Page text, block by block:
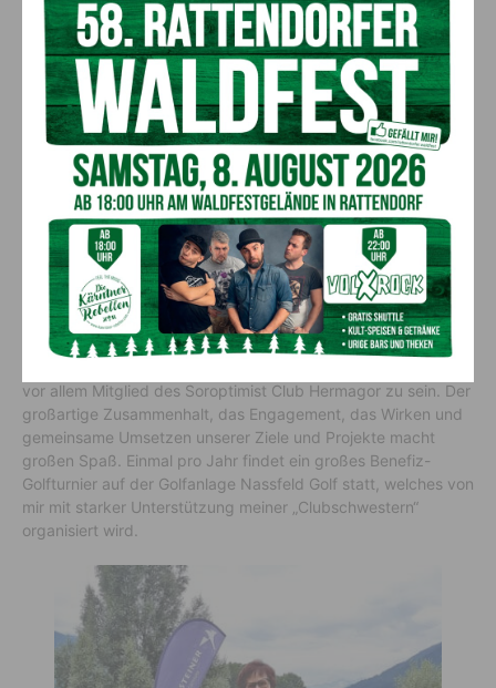
auch Vorträge?
Seit rund 25 Jahren bin ich justizintern als Vortragende in den
verschiedensten Bereichen tätig, aber auch in der Fortbildung.
Dazu zählen Fachmodule, Workshops,
Kommunikationsseminare und so weiter. Gelegentlich werde
ich von der Rechtsanwaltskammer, Notariatskammer oder Wifi
als Vortragende im Fachbereich Grundbuch eingeladen.
In Ihrer Freizeit engagieren Sie sich im
Soroptimist Club und organisieren
Golfturniere?
vor allem Mitglied des Soroptimist Club Hermagor zu sein. Der
großartige Zusammenhalt, das Engagement, das Wirken und
gemeinsame Umsetzen unserer Ziele und Projekte macht
großen Spaß. Einmal pro Jahr findet ein großes Benefiz-
Golfturnier auf der Golfanlage Nassfeld Golf statt, welches von
mir mit starker Unterstützung meiner „Clubschwestern“
organisiert wird.